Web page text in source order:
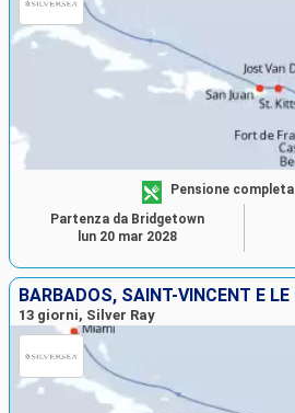
Pensione completa
Partenza da Bridgetown
lun 20 mar 2028
13 giorni, Silver Ray